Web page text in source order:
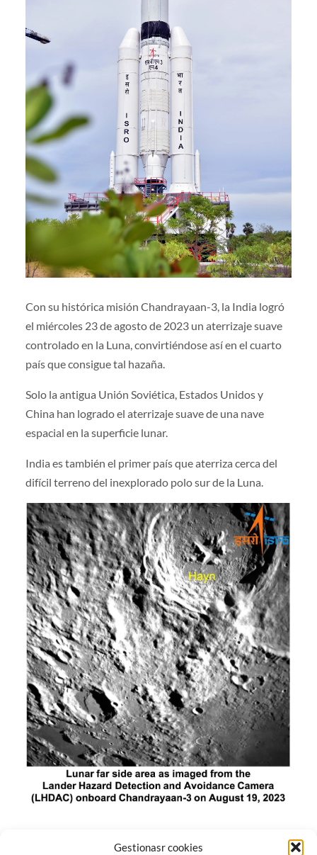
Gestionasr cookies
Con su histórica misión Chandrayaan-3, la India logró
el miércoles 23 de agosto de 2023 un aterrizaje suave
controlado en la Luna, convirtiéndose así en el cuarto
país que consigue tal hazaña.
Solo la antigua Unión Soviética, Estados Unidos y
China han logrado el aterrizaje suave de una nave
espacial en la superficie lunar.
India es también el primer país que aterriza cerca del
difícil terreno del inexplorado polo sur de la Luna.